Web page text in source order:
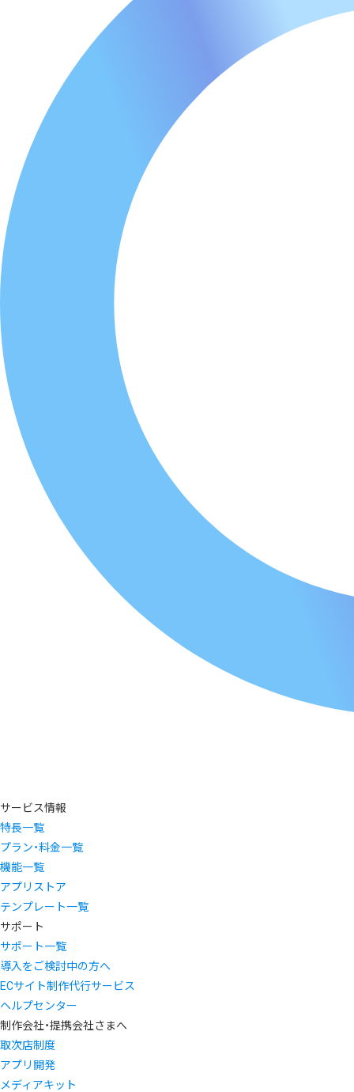
サービス情報
特長一覧
プラン・料金一覧
機能一覧
アプリストア
テンプレート一覧
サポート
サポート一覧
導入をご検討中の方へ
ECサイト制作代行サービス
ヘルプセンター
制作会社・提携会社さまへ
取次店制度
アプリ開発
メディアキット